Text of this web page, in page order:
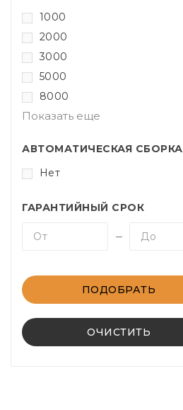
1000
2000
3000
5000
8000
Показать еще
АВТОМАТИЧЕСКАЯ СБОРКА
Нет
ГАРАНТИЙНЫЙ СРОК
ПОДОБРАТЬ
ОЧИСТИТЬ